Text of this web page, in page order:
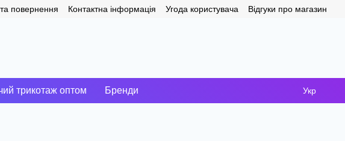
повернення Контактна інформація Угода користувача Відгуки про магазин
трикотаж оптом Бренди Укр